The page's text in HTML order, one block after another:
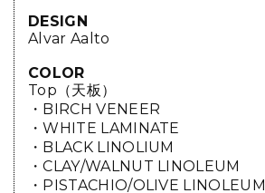
DESIGN
Alvar Aalto
COLOR
Top（天板）
・BIRCH VENEER
・WHITE LAMINATE
・BLACK LINOLIUM
・CLAY/WALNUT LINOLEUM
・PISTACHIO/OLIVE LINOLEUM